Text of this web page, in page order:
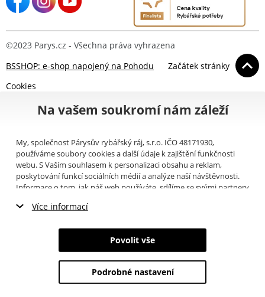
©2023 Parys.cz - Všechna práva vyhrazena
BSSHOP: e-shop napojený na Pohodu
Začátek stránky
Cookies
Na vašem soukromí nám záleží
My, společnost Párysův rybářský ráj, s.r.o. IČO 48171930,
používáme soubory cookies a další údaje k zajištění funkčnosti
webu. S Vaším souhlasem k personalizaci obsahu a reklam,
poskytování funkcí sociálních médií a analýze naší návštěvnosti.
Informace o tom, jak náš web používáte, sdílíme se svými partnery
můžete přečíst, jak tyto informace Google používá. Partneři tyto
poskytli nebo které získali v důsledku toho, že používáte jejich
služby. Tyto údaje zahrnují cookies, data z dalších úložišť, IP
adresu a další informace spojené s prohlížením webu. Svůj souhlas
Více informací
Nezbytné cookies
Marketingové cookies
Povolit vše
Podrobné nastavení